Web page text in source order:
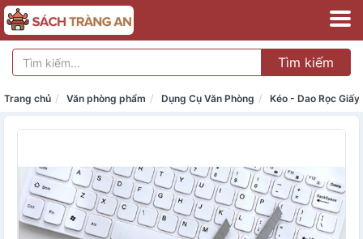
Tìm kiếm
Trang chủ Văn phòng phẩm Dụng Cụ Văn Phòng Kéo - Dao Rọc Giấy